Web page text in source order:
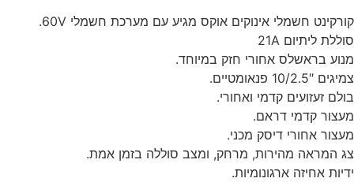
קורקינט חשמלי אינוקים אוקס מגיע עם מערכת חשמלי 60V.
סוללת ליתיום 21A
מנוע בראשלס אחורי חזק במיוחד.
צמיגים 10/2.5″ פנאומטיים.
בולם זעזועים קדמי ואחורי.
מעצור קדמי דראם.
מעצור אחורי דיסק מכני.
צג המראה מהירות, מרחק, ומצב סוללה בזמן אמת.
ידיות אחיזה ארגונומיות.